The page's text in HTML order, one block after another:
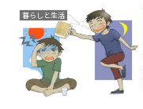
暮らしと生活